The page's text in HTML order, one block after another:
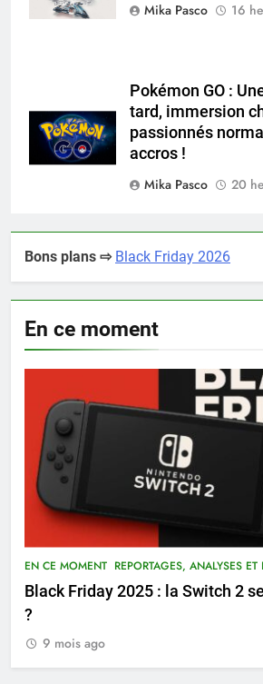
Mika Pasco
16
Pokémon GO :
tard, immersion
passionnés
accros !
Mika Pasco
20
Bons plans ⇨ Black Friday 2026
En ce moment
EN CE MOMENT REPORTAGES, ANALYSES ET
Black Friday 2025 : la Switch 2
?
9 mois ago